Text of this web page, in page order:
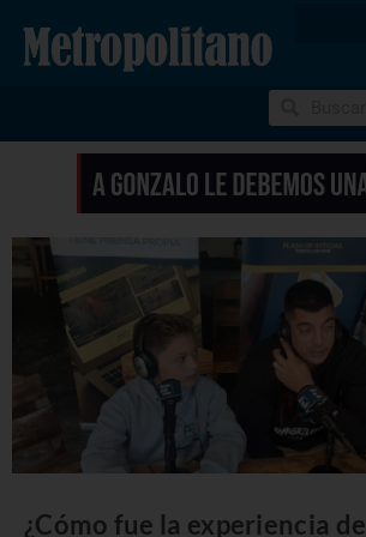
¿Cómo fue la experiencia de